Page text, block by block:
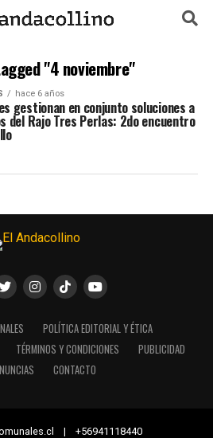
"4 noviembre"
hace 6 años
gestionan en conjunto soluciones a
del Rajo Tres Perlas: 2do encuentro
POLÍTICA EDITORIAL Y ÉTICA
TÉRMINOS Y CONDICIONES
PUBLICIDAD
CONTACTO
| +56941118440